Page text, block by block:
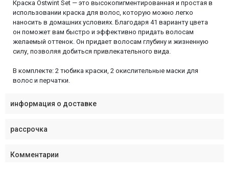
Краска Ostwint Set — это высокопигментированная и простая в
использовании краска для волос, которую можно легко
наносить в домашних условиях. Благодаря 41 варианту цвета
он поможет вам быстро и эффективно придать волосам
желаемый оттенок. Он придает волосам глубину и жизненную
силу, позволяя добиться привлекательного вида.
В комплекте: 2 тюбика краски, 2 окислительные маски для
волос и перчатки.
информация о доставке
рассрочка
Комментарии